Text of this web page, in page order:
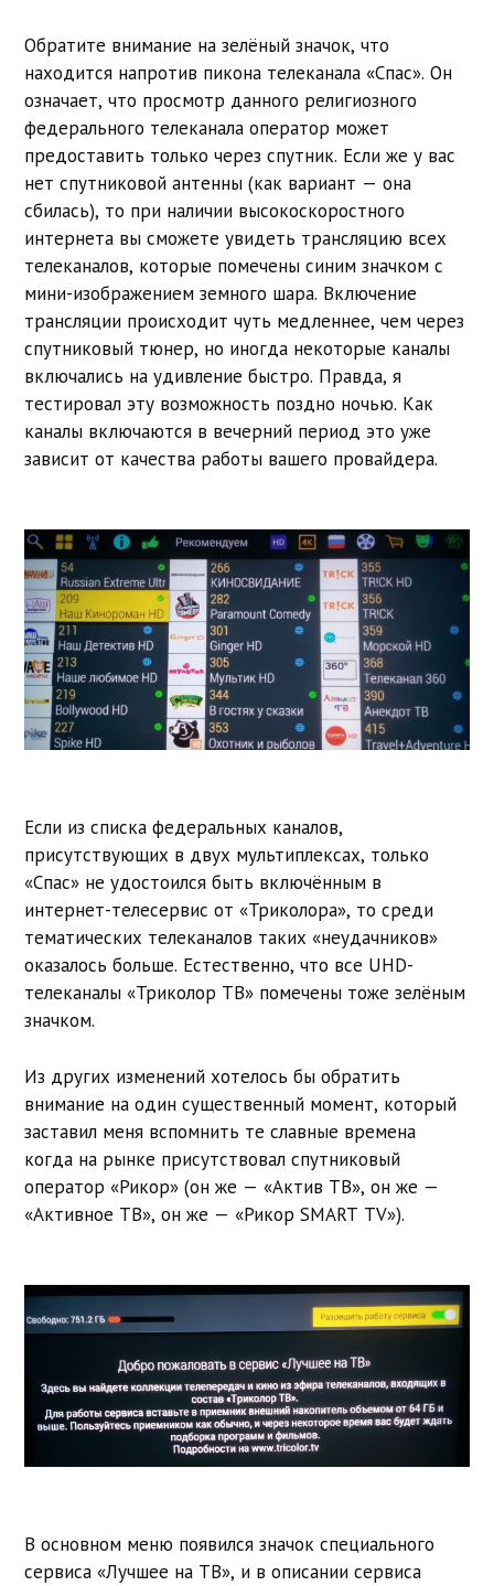
Обратите внимание на зелёный значок, что
находится напротив пикона телеканала «Спас». Он
означает, что просмотр данного религиозного
федерального телеканала оператор может
предоставить только через спутник. Если же у вас
нет спутниковой антенны (как вариант — она
сбилась), то при наличии высокоскоростного
интернета вы сможете увидеть трансляцию всех
телеканалов, которые помечены синим значком с
мини-изображением земного шара. Включение
трансляции происходит чуть медленнее, чем через
спутниковый тюнер, но иногда некоторые каналы
включались на удивление быстро. Правда, я
тестировал эту возможность поздно ночью. Как
каналы включаются в вечерний период это уже
зависит от качества работы вашего провайдера.
Если из списка федеральных каналов,
присутствующих в двух мультиплексах, только
«Спас» не удостоился быть включённым в
интернет-телесервис от «Триколора», то среди
тематических телеканалов таких «неудачников»
оказалось больше. Естественно, что все UHD-
телеканалы «Триколор ТВ» помечены тоже зелёным
значком.
Из других изменений хотелось бы обратить
внимание на один существенный момент, который
заставил меня вспомнить те славные времена
когда на рынке присутствовал спутниковый
оператор «Рикор» (он же — «Актив ТВ», он же —
«Активное ТВ», он же — «Рикор SMART TV»).
В основном меню появился значок специального
сервиса «Лучшее на ТВ», и в описании сервиса